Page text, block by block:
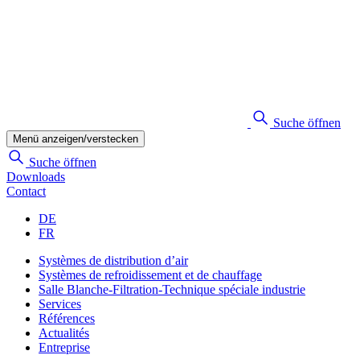
Suche öffnen
Menü anzeigen/verstecken
Suche öffnen
Downloads
Contact
DE
FR
Systèmes de distribution d’air
Systèmes de refroidissement et de chauffage
Salle Blanche-Filtration-Technique spéciale industrie
Services
Références
Actualités
Entreprise